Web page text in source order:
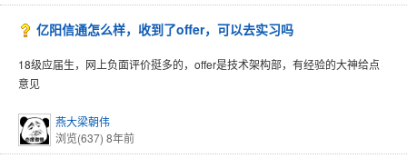
亿阳信通怎么样，收到了offer，可以去实习吗
18级应届生，网上负面评价挺多的，offer是技术架构部，有经验的大神给点
意见
燕大梁朝伟
浏览(637) 8年前